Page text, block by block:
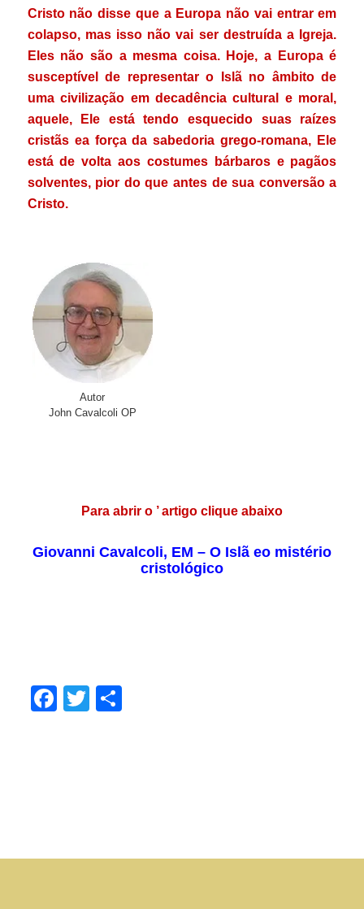
Cristo não disse que a Europa não vai entrar em
colapso, mas isso não vai ser destruída a Igreja.
Eles não são a mesma coisa. Hoje, a Europa é
susceptível de representar o Islã no âmbito de
uma civilização em decadência cultural e moral,
aquele, Ele está tendo esquecido suas raízes
cristãs ea força da sabedoria grego-romana, Ele
está de volta aos costumes bárbaros e pagãos
solventes, pior do que antes de sua conversão a
Cristo.
Autor
John Cavalcoli OP
Para abrir o ’ artigo clique abaixo
Giovanni Cavalcoli, EM – O Islã eo mistério
cristológico
Facebook
Twitter